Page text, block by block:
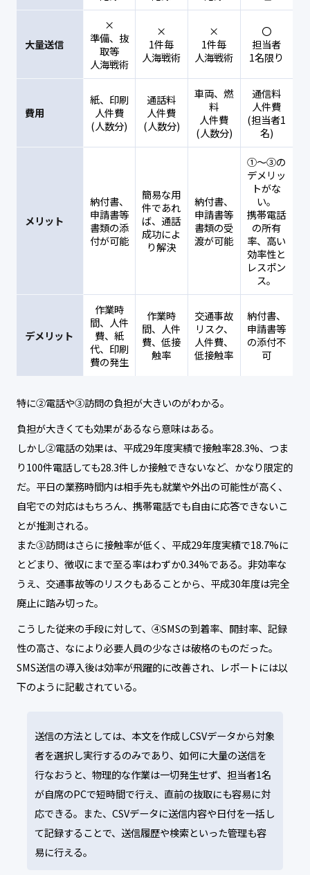
大量送信
×
準備、抜
取等
人海戦術
×
1件毎
人海戦術
×
1件毎
人海戦術
〇
担当者
1名限り
費用
紙、印刷
人件費
(人数分)
通話料
人件費
(人数分)
車両、燃
料
人件費
(人数分)
通信料
人件費
(担当者1
名)
メリット
納付書、
申請書等
書類の添
付が可能
簡易な用
件であれ
ば、通話
成功によ
り解決
納付書、
申請書等
書類の受
渡が可能
①～③の
デメリッ
トがな
い。
携帯電話
の所有
率、高い
効率性と
レスポン
ス。
デメリット
作業時
間、人件
費、紙
代、印刷
費の発生
作業時
間、人件
費、低接
触率
交通事故
リスク、
人件費、
低接触率
納付書、
申請書等
の添付不
可
特に②電話や③訪問の負担が大きいのがわかる。
負担が大きくても効果があるなら意味はある。
しかし②電話の効果は、平成29年度実績で接触率28.3%、つま
り100件電話しても28.3件しか接触できないなど、かなり限定的
だ。平日の業務時間内は相手先も就業や外出の可能性が高く、
自宅での対応はもちろん、携帯電話でも自由に応答できないこ
とが推測される。
また③訪問はさらに接触率が低く、平成29年度実績で18.7%に
とどまり、徴収にまで至る率はわずか0.34%である。非効率な
うえ、交通事故等のリスクもあることから、平成30年度は完全
廃止に踏み切った。
こうした従来の手段に対して、④SMSの到着率、開封率、記録
性の高さ、なにより必要人員の少なさは破格のものだった。
SMS送信の導入後は効率が飛躍的に改善され、レポートには以
下のように記載されている。
送信の方法としては、本文を作成しCSVデータから対象
者を選択し実行するのみであり、如何に大量の送信を
行なおうと、物理的な作業は一切発生せず、担当者1名
が自席のPCで短時間で行え、直前の抜取にも容易に対
応できる。また、CSVデータに送信内容や日付を一括し
て記録することで、送信履歴や検索といった管理も容
易に行える。